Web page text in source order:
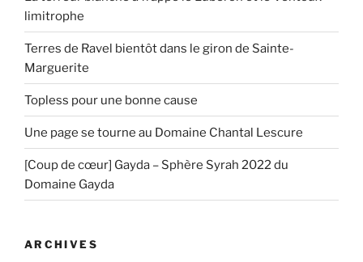
limitrophe
Terres de Ravel bientôt dans le giron de Sainte-
Marguerite
Topless pour une bonne cause
Une page se tourne au Domaine Chantal Lescure
[Coup de cœur] Gayda – Sphère Syrah 2022 du
Domaine Gayda
ARCHIVES